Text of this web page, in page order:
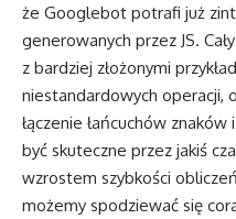
że Googlebot potrafi już
generowanych przez JS.
z bardziej złożonymi
niestandardowych operacji,
łączenie łańcuchów
być skuteczne przez jakiś
wzrostem szybkości
możemy spodziewać się